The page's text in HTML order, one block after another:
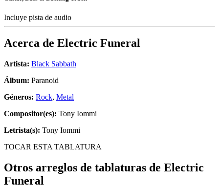
Incluye pista de audio
Acerca de Electric Funeral
Artista: Black Sabbath
Álbum: Paranoid
Géneros: Rock, Metal
Compositor(es): Tony Iommi
Letrista(s): Tony Iommi
TOCAR ESTA TABLATURA
Otros arreglos de tablaturas de Electric
Funeral